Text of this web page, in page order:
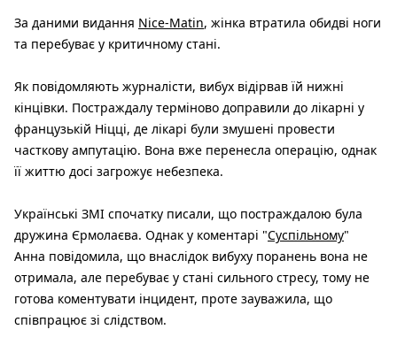
За даними видання Nice-Matin, жінка втратила обидві ноги
та перебуває у критичному стані.
Як повідомляють журналісти, вибух відірвав їй нижні
кінцівки. Постраждалу терміново доправили до лікарні у
французькій Ніцці, де лікарі були змушені провести
часткову ампутацію. Вона вже перенесла операцію, однак
її життю досі загрожує небезпека.
Українські ЗМІ спочатку писали, що постраждалою була
дружина Єрмолаєва. Однак у коментарі "Суспільному"
Анна повідомила, що внаслідок вибуху поранень вона не
отримала, але перебуває у стані сильного стресу, тому не
готова коментувати інцидент, проте зауважила, що
співпрацює зі слідством.